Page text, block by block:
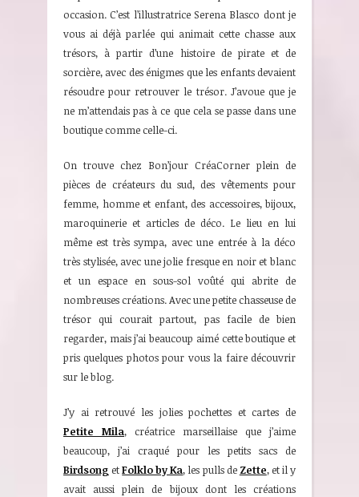
occasion. C’est l’illustratrice Serena Blasco dont je
vous ai déjà parlée qui animait cette chasse aux
trésors, à partir d’une histoire de pirate et de
sorcière, avec des énigmes que les enfants devaient
résoudre pour retrouver le trésor. J’avoue que je
ne m’attendais pas à ce que cela se passe dans une
boutique comme celle-ci.
On trouve chez Bon’jour CréaCorner plein de
pièces de créateurs du sud, des vêtements pour
femme, homme et enfant, des accessoires, bijoux,
maroquinerie et articles de déco. Le lieu en lui
même est très sympa, avec une entrée à la déco
très stylisée, avec une jolie fresque en noir et blanc
et un espace en sous-sol voûté qui abrite de
nombreuses créations. Avec une petite chasseuse de
trésor qui courait partout, pas facile de bien
regarder, mais j’ai beaucoup aimé cette boutique et
pris quelques photos pour vous la faire découvrir
sur le blog.
J’y ai retrouvé les jolies pochettes et cartes de
Petite Mila, créatrice marseillaise que j’aime
beaucoup, j’ai craqué pour les petits sacs de
Birdsong etFolklo by Ka, les pulls de Zette, et il y
avait aussi plein de bijoux dont les créations